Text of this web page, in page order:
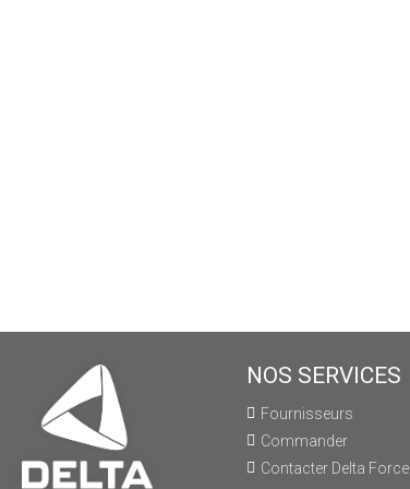
NOS SERVICES
Fournisseurs
Commander
Contacter Delta Force